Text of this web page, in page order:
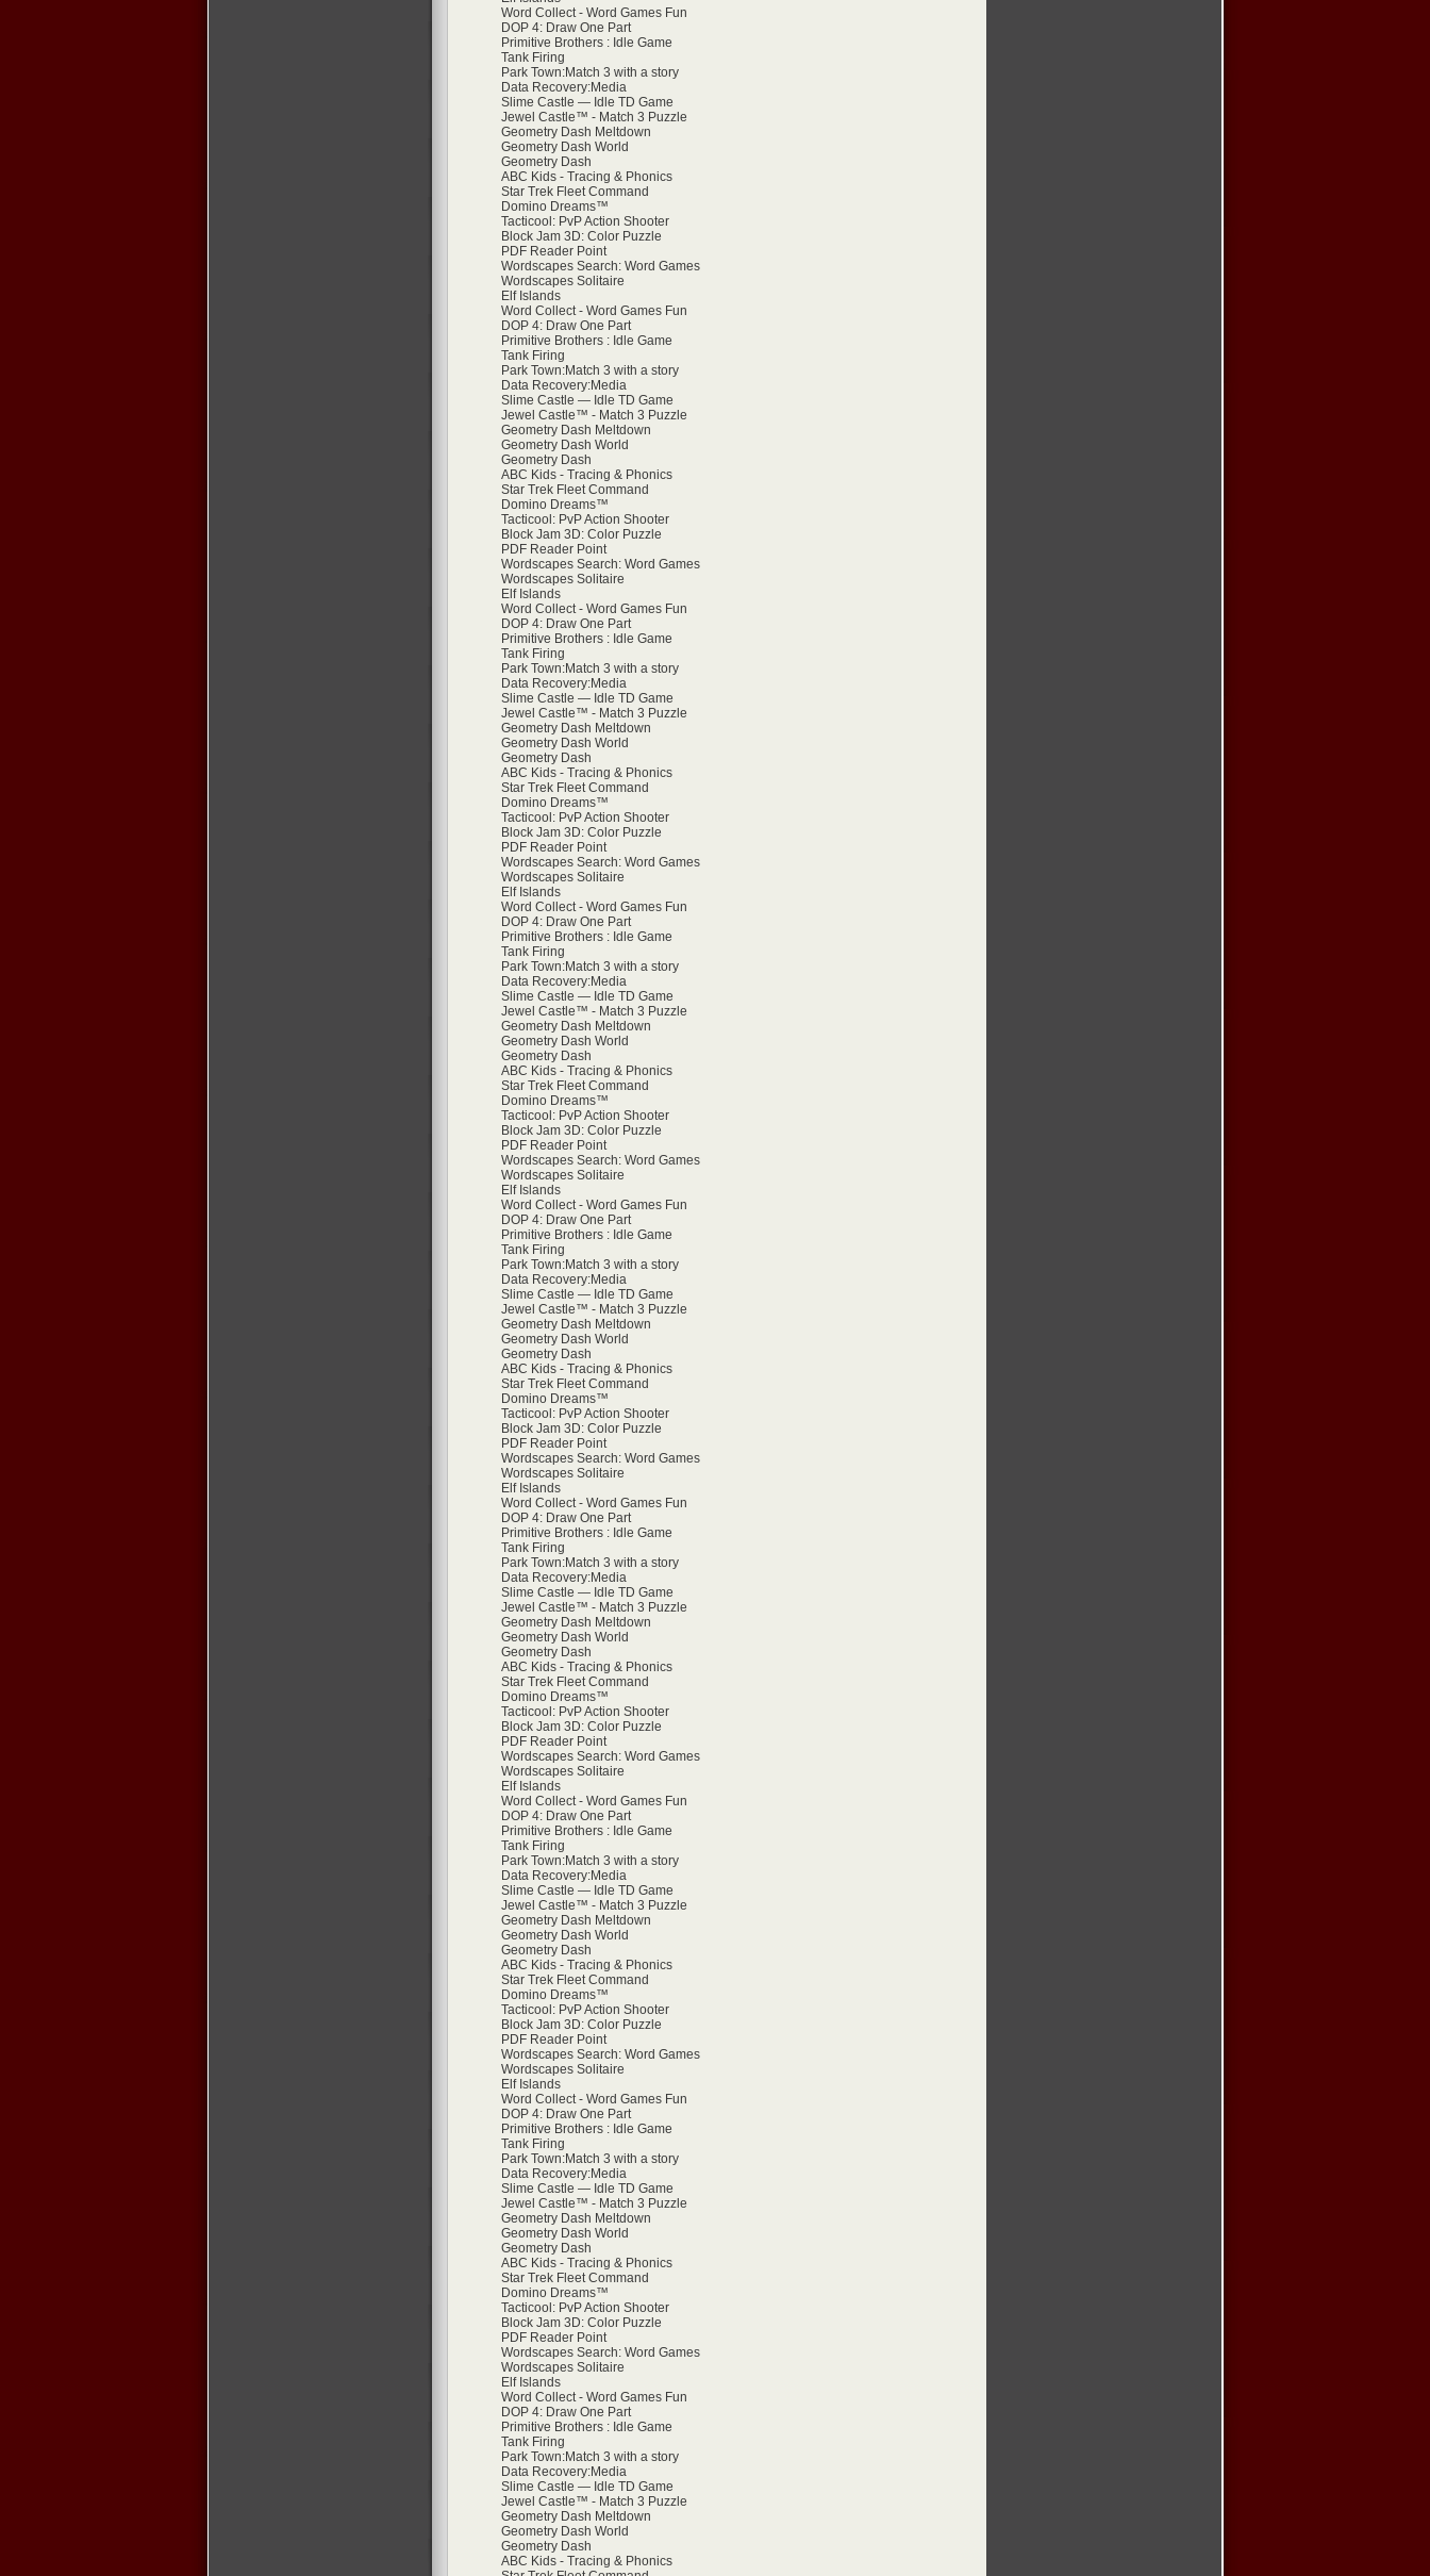
Word Collect - Word Games Fun
DOP 4: Draw One Part
Primitive Brothers : Idle Game
Tank Firing
Park Town:Match 3 with a story
Data Recovery:Media
Slime Castle — Idle TD Game
Jewel Castle™ - Match 3 Puzzle
Geometry Dash Meltdown
Geometry Dash World
Geometry Dash
ABC Kids - Tracing & Phonics
Star Trek Fleet Command
Domino Dreams™
Tacticool: PvP Action Shooter
Block Jam 3D: Color Puzzle
PDF Reader Point
Wordscapes Search: Word Games
Wordscapes Solitaire
Elf Islands
Word Collect - Word Games Fun
DOP 4: Draw One Part
Primitive Brothers : Idle Game
Tank Firing
Park Town:Match 3 with a story
Data Recovery:Media
Slime Castle — Idle TD Game
Jewel Castle™ - Match 3 Puzzle
Geometry Dash Meltdown
Geometry Dash World
Geometry Dash
ABC Kids - Tracing & Phonics
Star Trek Fleet Command
Domino Dreams™
Tacticool: PvP Action Shooter
Block Jam 3D: Color Puzzle
PDF Reader Point
Wordscapes Search: Word Games
Wordscapes Solitaire
Elf Islands
Word Collect - Word Games Fun
DOP 4: Draw One Part
Primitive Brothers : Idle Game
Tank Firing
Park Town:Match 3 with a story
Data Recovery:Media
Slime Castle — Idle TD Game
Jewel Castle™ - Match 3 Puzzle
Geometry Dash Meltdown
Geometry Dash World
Geometry Dash
ABC Kids - Tracing & Phonics
Star Trek Fleet Command
Domino Dreams™
Tacticool: PvP Action Shooter
Block Jam 3D: Color Puzzle
PDF Reader Point
Wordscapes Search: Word Games
Wordscapes Solitaire
Elf Islands
Word Collect - Word Games Fun
DOP 4: Draw One Part
Primitive Brothers : Idle Game
Tank Firing
Park Town:Match 3 with a story
Data Recovery:Media
Slime Castle — Idle TD Game
Jewel Castle™ - Match 3 Puzzle
Geometry Dash Meltdown
Geometry Dash World
Geometry Dash
ABC Kids - Tracing & Phonics
Star Trek Fleet Command
Domino Dreams™
Tacticool: PvP Action Shooter
Block Jam 3D: Color Puzzle
PDF Reader Point
Wordscapes Search: Word Games
Wordscapes Solitaire
Elf Islands
Word Collect - Word Games Fun
DOP 4: Draw One Part
Primitive Brothers : Idle Game
Tank Firing
Park Town:Match 3 with a story
Data Recovery:Media
Slime Castle — Idle TD Game
Jewel Castle™ - Match 3 Puzzle
Geometry Dash Meltdown
Geometry Dash World
Geometry Dash
ABC Kids - Tracing & Phonics
Star Trek Fleet Command
Domino Dreams™
Tacticool: PvP Action Shooter
Block Jam 3D: Color Puzzle
PDF Reader Point
Wordscapes Search: Word Games
Wordscapes Solitaire
Elf Islands
Word Collect - Word Games Fun
DOP 4: Draw One Part
Primitive Brothers : Idle Game
Tank Firing
Park Town:Match 3 with a story
Data Recovery:Media
Slime Castle — Idle TD Game
Jewel Castle™ - Match 3 Puzzle
Geometry Dash Meltdown
Geometry Dash World
Geometry Dash
ABC Kids - Tracing & Phonics
Star Trek Fleet Command
Domino Dreams™
Tacticool: PvP Action Shooter
Block Jam 3D: Color Puzzle
PDF Reader Point
Wordscapes Search: Word Games
Wordscapes Solitaire
Elf Islands
Word Collect - Word Games Fun
DOP 4: Draw One Part
Primitive Brothers : Idle Game
Tank Firing
Park Town:Match 3 with a story
Data Recovery:Media
Slime Castle — Idle TD Game
Jewel Castle™ - Match 3 Puzzle
Geometry Dash Meltdown
Geometry Dash World
Geometry Dash
ABC Kids - Tracing & Phonics
Star Trek Fleet Command
Domino Dreams™
Tacticool: PvP Action Shooter
Block Jam 3D: Color Puzzle
PDF Reader Point
Wordscapes Search: Word Games
Wordscapes Solitaire
Elf Islands
Word Collect - Word Games Fun
DOP 4: Draw One Part
Primitive Brothers : Idle Game
Tank Firing
Park Town:Match 3 with a story
Data Recovery:Media
Slime Castle — Idle TD Game
Jewel Castle™ - Match 3 Puzzle
Geometry Dash Meltdown
Geometry Dash World
Geometry Dash
ABC Kids - Tracing & Phonics
Star Trek Fleet Command
Domino Dreams™
Tacticool: PvP Action Shooter
Block Jam 3D: Color Puzzle
PDF Reader Point
Wordscapes Search: Word Games
Wordscapes Solitaire
Elf Islands
Word Collect - Word Games Fun
DOP 4: Draw One Part
Primitive Brothers : Idle Game
Tank Firing
Park Town:Match 3 with a story
Data Recovery:Media
Slime Castle — Idle TD Game
Jewel Castle™ - Match 3 Puzzle
Geometry Dash Meltdown
Geometry Dash World
Geometry Dash
ABC Kids - Tracing & Phonics